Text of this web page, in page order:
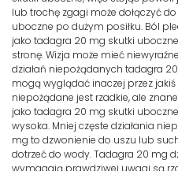
lub trochę zgagi może dołączyć
uboczne po dużym posiłku. Ból
jako tadagra 20 mg skutki
stronę. Wizja może mieć
działań niepożądanych tadagra
mogą wyglądać inaczej przez
niepożądane jest rzadkie, ale
jako tadagra 20 mg skutki
wysoka. Mniej częste działania
mg to dzwonienie do uszu lub
dotrzeć do wody. Tadagra 20 mg